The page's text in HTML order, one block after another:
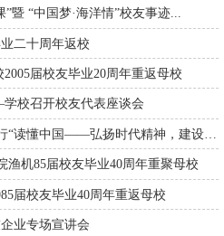
暨 “中国梦·海洋情”校友事迹...
二十周年返校
届校友毕业20周年重返母校
校召开校友代表座谈会
机85届校友毕业40周年重聚母校
届校友毕业40周年重返母校
业专场宣讲会